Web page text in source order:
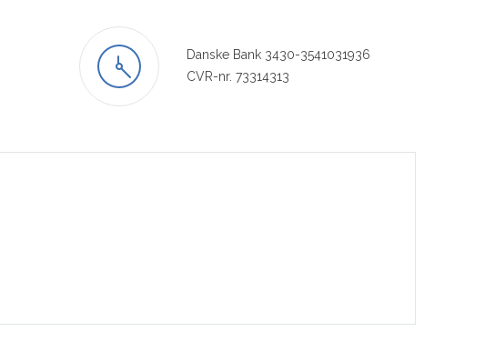
​Danske Bank 3430-3541031936
CVR-nr. 73314313